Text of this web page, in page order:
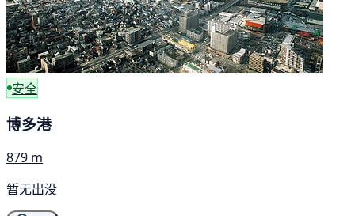
安全
博多港
879 m
暂无出没